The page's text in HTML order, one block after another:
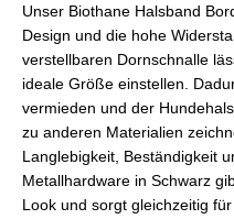
Unser Biothane Halsband
Design und die hohe
verstellbaren Dornschnalle
ideale Größe einstellen.
vermieden und der
zu anderen Materialien
Langlebigkeit, Beständigkeit
Metallhardware in Schwarz
Look und sorgt gleichzeitig